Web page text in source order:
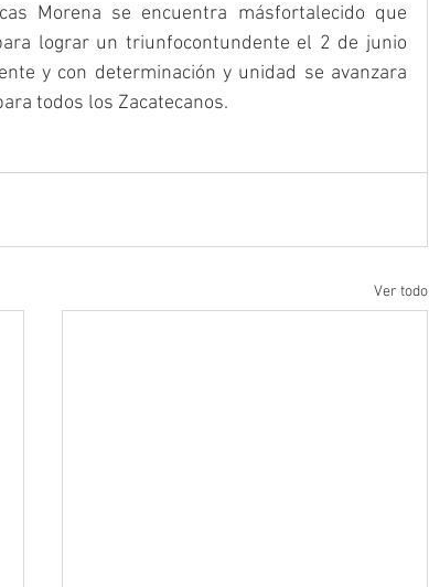
Morena se encuentra másfortalecido que
lograr un triunfocontundente el 2 de junio
y con determinación y unidad se avanzara
todos los Zacatecanos.
Ver todo